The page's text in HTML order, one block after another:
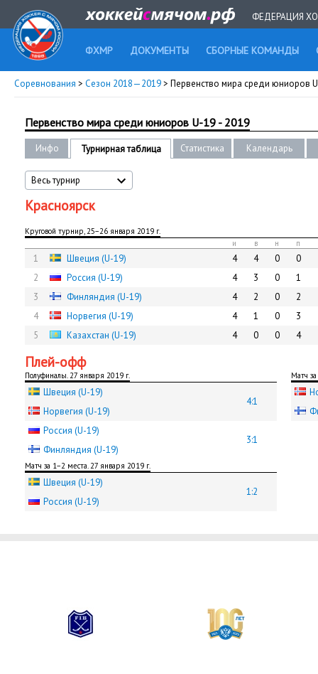
ФЕДЕРАЦИЯ
ФХМР ДОКУМЕНТЫ СБОРНЫЕ КОМАНДЫ
Соревнования > Сезон 2018—2019> Первенство мира среди юниоров
Первенство мира среди юниоров U-19 - 2019
Инфо Турнирная таблица Статистика Календарь
Весь турнир
Красноярск
Круговой турнир, 25−26 января 2019 г.
и
в н п
1 Швеция (U-19) 4 4 0
0
2
Россия (U-19) 4 3 0
1
3
Финляндия (U-19) 4 2 0
2
4
Норвегия (U-19) 4 1 0
3
5
Казахстан (U-19) 4 0 0 4
Плей-офф
Полуфиналы. 27 января 2019 г.
Швеция (U-19)
4:1
Норвегия (U-19)
Россия (U-19)
3:1
Финляндия (U-19)
Матч
Матч за 1−2 места. 27 января 2019 г.
Швеция (U-19)
1:2
Россия (U-19)